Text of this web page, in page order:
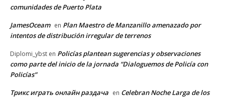
comunidades de Puerto Plata
JamesOceam en Plan Maestro de Manzanillo amenazado por
intentos de distribución irregular de terrenos
Diplomi_ybst en Policías plantean sugerencias y observaciones
como parte del inicio de la jornada “Dialoguemos de Policía con
Policías”
Трикс играть онлайн раздача en Celebran Noche Larga de los